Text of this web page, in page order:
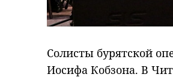
Солисты бурятской
Иосифа Кобзона. В